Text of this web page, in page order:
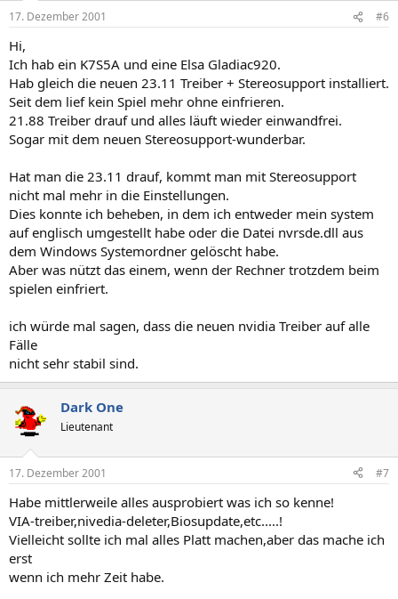
17. Dezember 2001 #6
Hi,
Ich hab ein K7S5A und eine Elsa Gladiac920.
Hab gleich die neuen 23.11 Treiber + Stereosupport installiert.
Seit dem lief kein Spiel mehr ohne einfrieren.
21.88 Treiber drauf und alles läuft wieder einwandfrei.
Sogar mit dem neuen Stereosupport-wunderbar.
Hat man die 23.11 drauf, kommt man mit Stereosupport
nicht mal mehr in die Einstellungen.
Dies konnte ich beheben, in dem ich entweder mein system
auf englisch umgestellt habe oder die Datei nvrsde.dll aus
dem Windows Systemordner gelöscht habe.
Aber was nützt das einem, wenn der Rechner trotzdem beim
spielen einfriert.
ich würde mal sagen, dass die neuen nvidia Treiber auf alle
Fälle
nicht sehr stabil sind.
Dark One
Lieutenant
17. Dezember 2001 #7
Habe mittlerweile alles ausprobiert was ich so kenne!
VIA-treiber,nivedia-deleter,Biosupdate,etc.....!
Vielleicht sollte ich mal alles Platt machen,aber das mache ich
erst
wenn ich mehr Zeit habe.